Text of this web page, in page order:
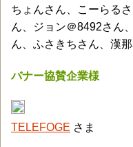
ちょんさん、こーらる
ん、ジョン＠8492さん
ん、ふさきちさん、漢
バナー協賛企業様
TELEFOGE さま